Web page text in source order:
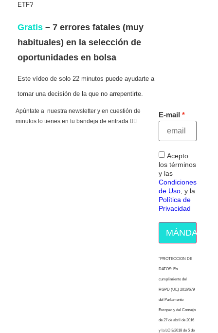
ETF?
Gratis – 7 errores fatales (muy
habituales) en la selección de
oportunidades en bolsa
Este vídeo de solo 22 minutos puede ayudarte a
tomar una decisión de la que no arrepentirte.
Apúntate a nuestra newsletter y en cuestión de
minutos lo tienes en tu bandeja de entrada 👇🏻
E-mail
Acepto
los términos
y las
Condiciones
de Uso , y la
Política de
Privacidad
MÁNDAME
“PROTECCION DE
DATOS: En
cumplimiento del
RGPD (UE) 2016/679
del Parlamento
Europeo y del Consejo
de 27 de abril de 2016
y la LO 3/2018 de 5 de